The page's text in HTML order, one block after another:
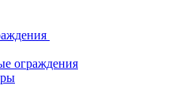
ограждения